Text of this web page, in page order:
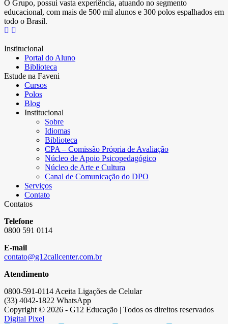
O Grupo, possui vasta experiência, atuando no segmento
educacional, com mais de 500 mil alunos e 300 polos espalhados em
todo o Brasil.
Institucional
Portal do Aluno
Biblioteca
Estude na Faveni
Cursos
Polos
Blog
Institucional
Sobre
Idiomas
Biblioteca
CPA – Comissão Própria de Avaliação
Núcleo de Apoio Psicopedagógico
Núcleo de Arte e Cultura
Canal de Comunicação do DPO
Serviços
Contato
Contatos
Telefone
0800 591 0114
E-mail
contato@g12callcenter.com.br
Atendimento
0800-591-0114 Aceita Ligações de Celular
(33) 4042-1822 WhatsApp
Copyright © 2026 - G12 Educação | Todos os direitos reservados
Digital Pixel